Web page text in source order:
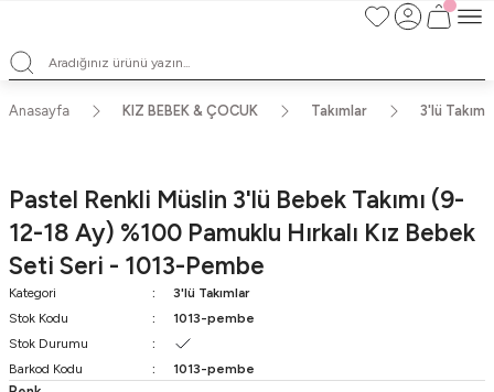
Satışlarımız Toptandır !. Minumum 20 Seridir !. Toptan Fiyatları Görebilmek
Satışlarımız Toptandır !. Minumum 20 Seridir !. Toptan Fiyatları Görebilmek
İçin Üye Olunuz !.
İçin Üye Olunuz !.
Anasayfa KIZ BEBEK & ÇOCUK Takımlar 3'lü
Pastel Renkli Müslin 3'lü Bebek Takımı (9-
12-18 Ay) %100 Pamuklu Hırkalı Kız Bebek
Seti Seri - 1013-Pembe
Kategori
3'lü Takımlar
Stok Kodu
1013-pembe
Stok Durumu
Barkod Kodu
1013-pembe